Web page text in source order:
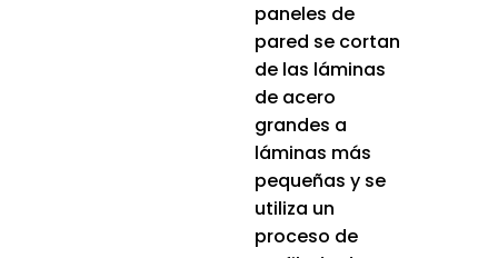
paneles de
pared se cortan
de las láminas
de acero
grandes a
láminas más
pequeñas y se
utiliza un
proceso de